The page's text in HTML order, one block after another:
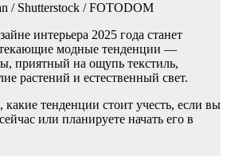
/ Shutterstock / FOTODOM
интерьера 2025 года станет
модные тенденции —
приятный на ощупь текстиль,
растений и естественный свет.
какие тенденции стоит учесть, если вы
или планируете начать его в